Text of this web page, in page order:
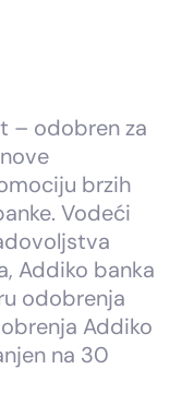
– odobren za
brzih
Vodeći
Addiko banka
odobrenja
Addiko
na 30